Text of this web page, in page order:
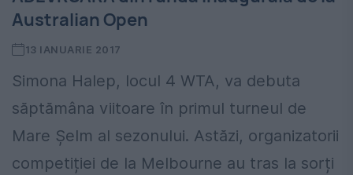
Australian Open
13 IANUARIE 2017
Simona Halep, locul 4 WTA, va debuta
săptămâna viitoare în primul turneul de
Mare Șelm al sezonului. Astăzi, organizatorii
competiției de la Melbourne au tras la sorți